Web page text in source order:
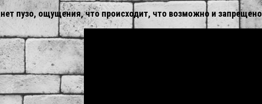
пузо, ощущения, что происходит, что возможно и запрещено